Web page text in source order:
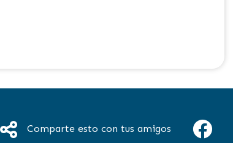
Comparte esto con tus amigos